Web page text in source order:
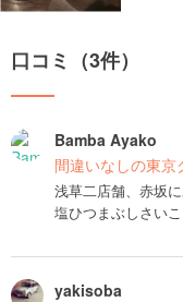
口コミ（3件）
Bamba Ayako
間違いなしの東
浅草二店舗、赤坂に
塩ひつまぶしさい
yakisoba